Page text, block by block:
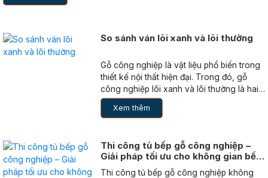
So sánh ván lõi xanh và lõi thường
Gỗ công nghiệp là vật liệu phổ biến trong
thiết kế nội thất hiện đại. Trong đó, gỗ
công nghiệp lõi xanh và lõi thường là hai
loại chính được nhiều người quan tâm.
Xem thêm
Thi công tủ bếp gỗ công nghiệp –
Giải pháp tối ưu cho không gian bếp
hiện đại
Thi công tủ bếp gỗ công nghiệp không